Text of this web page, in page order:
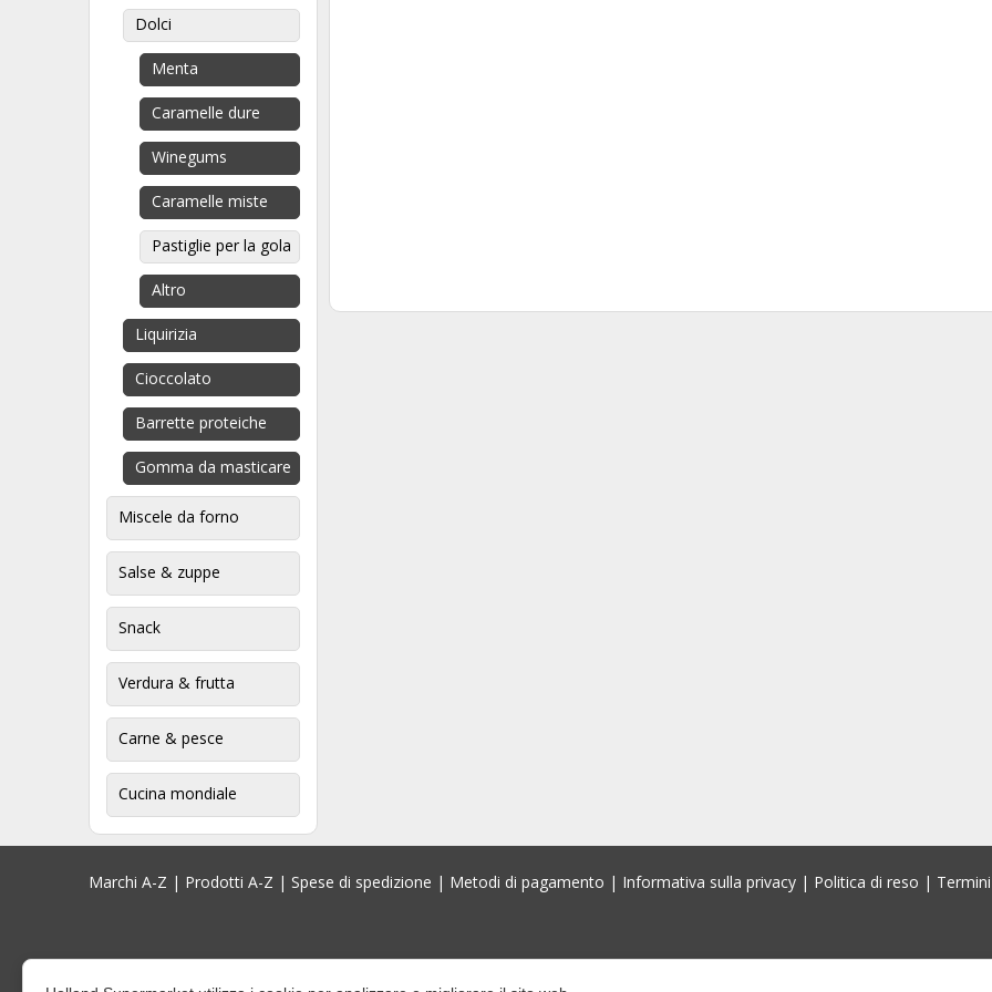
Dolci
Menta
Caramelle dure
Winegums
Caramelle miste
Pastiglie per la gola
Altro
Liquirizia
Cioccolato
Barrette proteiche
Gomma da masticare
Miscele da forno
Salse & zuppe
Snack
Verdura & frutta
Carne & pesce
Cucina mondiale
Marchi A-Z | Prodotti A-Z | Spese di spedizione | Metodi di pagamento | Informativa sulla privacy | Politica di reso |